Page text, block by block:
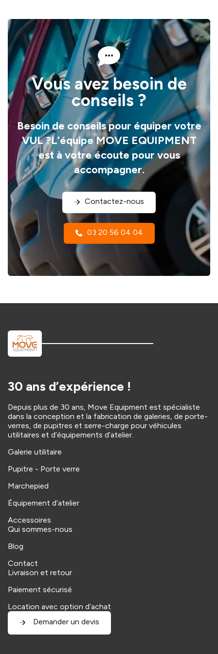
Vous avez besoin de
conseils ?
Besoin de conseils pour équiper votre
VUL ?L’équipe MOVE EQUIPMENT
est à votre écoute pour vous
accompagner.
Contactez-nous
03 20 56 04 04
30 ans d’expérience !
Depuis plus de 30 ans, Move Equipment est spécialiste
dans la conception et la fabrication de galeries, de porte-
verres, de pupitres et serre-charge pour véhicules
utilitaires et d’équipements d’atelier.
Galerie utilitaire
Pupitre - Porte verre
Marchepied
Équipement d’atelier
Accessoires
Qui sommes-nous
Blog
Contact
Livraison et retour
Paiement sécurisé
Location avec option d’achat
Demander un devis